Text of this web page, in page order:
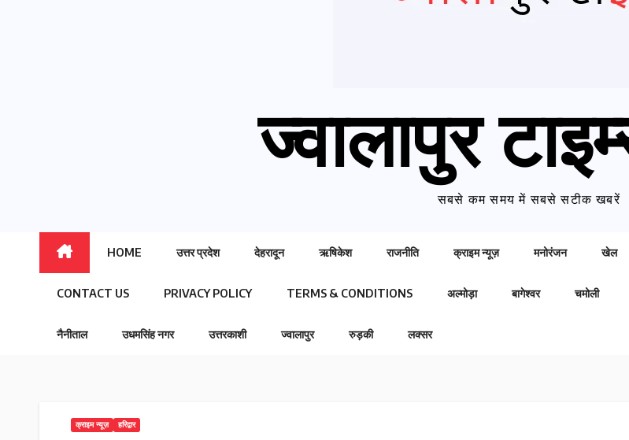
ज्वालापुर
सबसे कम समय में सबसे सटीक खबरें
HOME उत्तर प्रदेश देहरादून ऋषिकेश राजनीति क्राइम न्यूज़ मनोरंजन खेल
CONTACT US PRIVACY POLICY TERMS & CONDITIONS अल्मोड़ा बागेश्वर चमोली
नैनीताल उधमसिंह नगर उत्तरकाशी ज्वालापुर रुड़की लक्सर
क्राइम न्यूज़ हरिद्वार